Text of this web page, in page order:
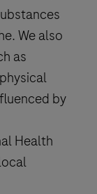
We also
as
by
Health